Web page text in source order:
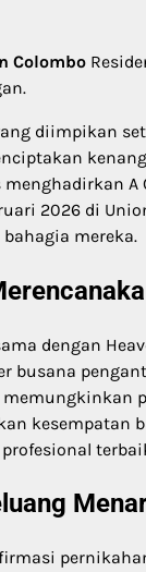
Colombo
diimpikan
menghadirkan
2026 di
mereka.
dengan
busana